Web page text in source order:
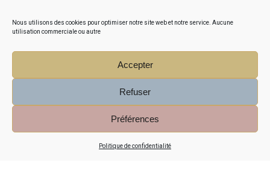
Nous utilisons des cookies pour optimiser notre site web et notre service. Aucune
utilisation commerciale ou autre
Accepter
Refuser
Préférences
Politique de confidentialité
Mini séance photo Noël
LANDES ET PAYS BASQUE